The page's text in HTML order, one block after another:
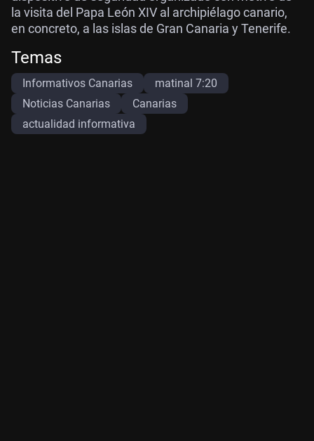
la visita del Papa León XIV al archipiélago canario,
en concreto, a las islas de Gran Canaria y Tenerife.
Temas
Informativos Canarias
matinal 7:20
Noticias Canarias
Canarias
actualidad informativa